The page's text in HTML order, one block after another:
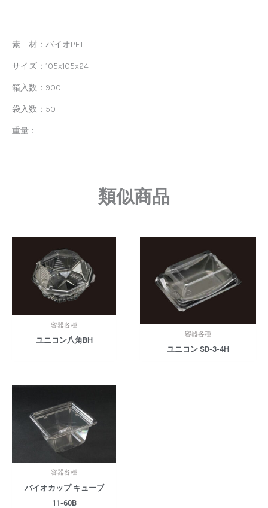
素 材：バイオPET
サイズ：105x105x24
箱入数：900
袋入数：50
重量：
類似商品
容器各種
ユニコン八角BH
容器各種
ユニコン SD-3-4H
容器各種
バイオカップ キューブ
11-60B